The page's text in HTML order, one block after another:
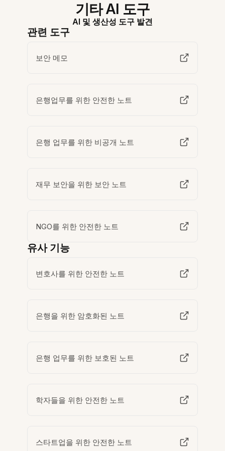
기타 AI 도구
AI 및 생산성 도구 발견
관련 도구
보안 메모
은행업무를 위한 안전한 노트
은행 업무를 위한 비공개 노트
재무 보안을 위한 보안 노트
NGO를 위한 안전한 노트
유사 기능
변호사를 위한 안전한 노트
은행을 위한 암호화된 노트
은행 업무를 위한 보호된 노트
학자들을 위한 안전한 노트
스타트업을 위한 안전한 노트